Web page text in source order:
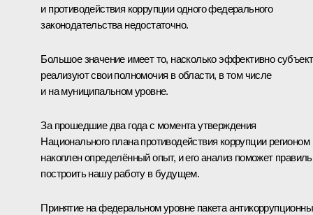
и противодействия коррупции одного федерального
законодательства недостаточно.
Большое значение имеет то, насколько эффективно
реализуют свои полномочия в области, в том числе
и на муниципальном уровне.
За прошедшие два года с момента утверждения
Национального плана противодействия коррупции регионом
накоплен определённый опыт, и его анализ поможет
построить нашу работу в будущем.
Принятие на федеральном уровне пакета